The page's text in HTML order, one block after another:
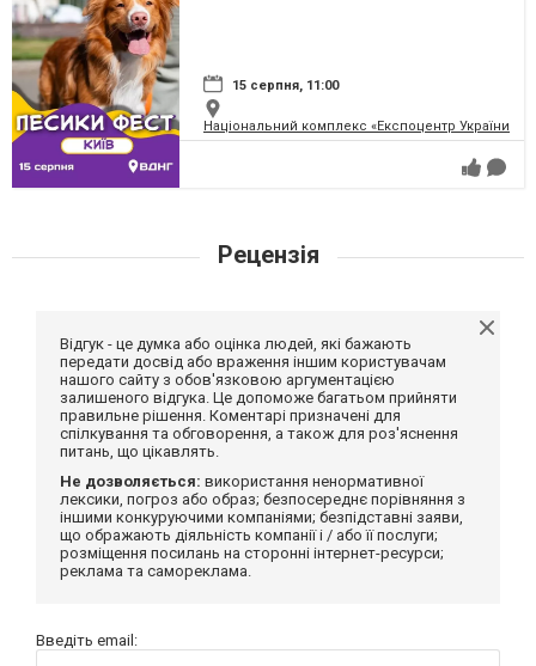
15 серпня, 11:00
Національний комплекс «Експоцентр України»
Рецензія
Відгук - це думка або оцінка людей, які бажають
передати досвід або враження іншим користувачам
нашого сайту з обов'язковою аргументацією
залишеного відгука. Це допоможе багатьом прийняти
правильне рішення. Коментарі призначені для
спілкування та обговорення, а також для роз'яснення
питань, що цікавлять.
Не дозволяється: використання ненормативної
лексики, погроз або образ; безпосереднє порівняння з
іншими конкуруючими компаніями; безпідставні заяви,
що ображають діяльність компанії і / або її послуги;
розміщення посилань на сторонні інтернет-ресурси;
реклама та самореклама.
Введіть email: